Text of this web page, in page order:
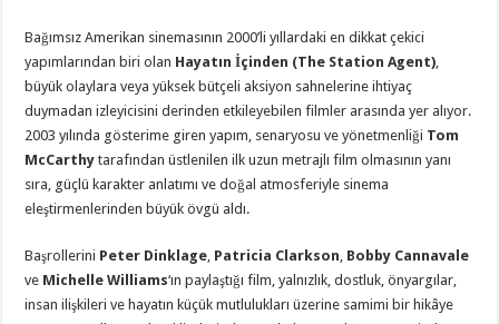
Bağımsız Amerikan sinemasının 2000’li yıllardaki en dikkat çekici
yapımlarından biri olan Hayatın İçinden (The Station Agent)
büyük olaylara veya yüksek bütçeli aksiyon sahnelerine ihtiyaç
duymadan izleyicisini derinden etkileyebilen filmler arasında yer alıyor.
2003 yılında gösterime giren yapım, senaryosu ve yönetmenliği Tom
McCarthy tarafından üstlenilen ilk uzun metrajlı film olmasının yanı
sıra, güçlü karakter anlatımı ve doğal atmosferiyle sinema
eleştirmenlerinden büyük övgü aldı.
Başrollerini Peter Dinklage Patricia Clarkson Bobby Cannavale
ve Michelle Williams‘ın paylaştığı film, yalnızlık, dostluk, önyargılar,
insan ilişkileri ve hayatın küçük mutlulukları üzerine samimi bir hikâye